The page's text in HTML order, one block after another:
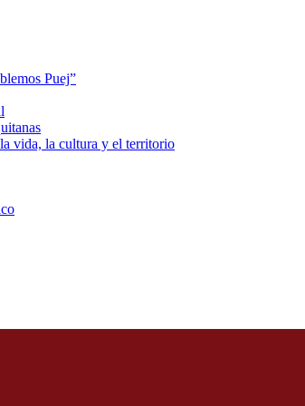
Puej”
vida, la cultura y el territorio